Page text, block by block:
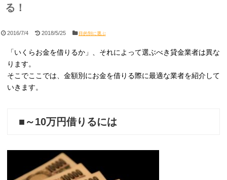
る！
2016/7/4 2018/5/25 目的別に選ぶ
「いくらお金を借りるか」、それによって選ぶべき貸金業者は異な
ります。
そこでここでは、金額別にお金を借りる際に最適な業者を紹介して
いきます。
■～10万円借りるには